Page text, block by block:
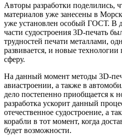
Авторы разработки поделились,
материалов уже занесены в
уже установлен особый ГОСТ. В
части судостроения 3D-печать
трудностей печати металлами,
развивается, и новые технологии
сферу.
На данный момент методы 3D-
авиастроении, а также в
дело постепенно приобщается к
разработка ускорит данный
отечественное судостроение, а
корабли в тот момент, когда
будет возможности.